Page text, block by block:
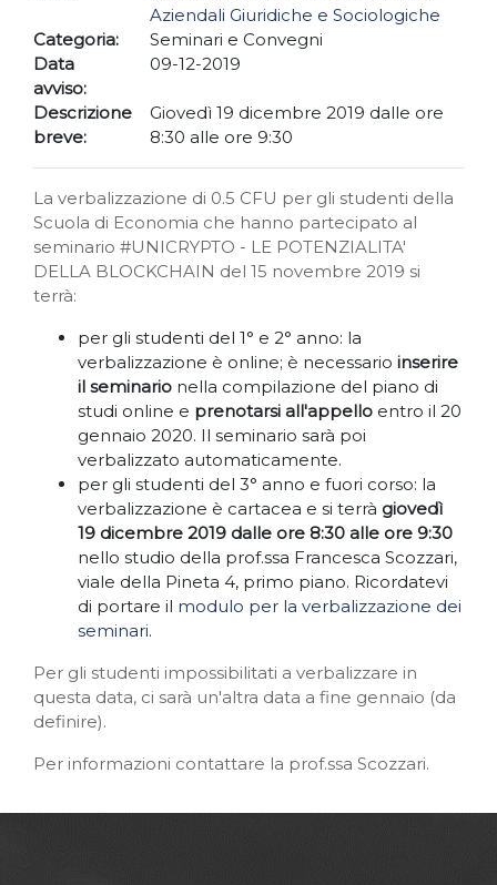
Aziendali Giuridiche e Sociologiche
Categoria:
Seminari e Convegni
Data
avviso:
09-12-2019
Descrizione
breve:
Giovedì 19 dicembre 2019 dalle ore
8:30 alle ore 9:30
La verbalizzazione di 0.5 CFU per gli studenti della
Scuola di Economia che hanno partecipato al
seminario #UNICRYPTO - LE POTENZIALITA'
DELLA BLOCKCHAIN del 15 novembre 2019 si
terrà:
per gli studenti del 1° e 2° anno: la
verbalizzazione è online; è necessario inserire
il seminario nella compilazione del piano di
studi online e prenotarsi all'appello entro il 20
gennaio 2020. Il seminario sarà poi
verbalizzato automaticamente.
per gli studenti del 3° anno e fuori corso: la
verbalizzazione è cartacea e si terrà giovedì
19 dicembre 2019 dalle ore 8:30 alle ore 9:30
nello studio della prof.ssa Francesca Scozzari,
viale della Pineta 4, primo piano. Ricordatevi
di portare il modulo per la verbalizzazione dei
seminari.
Per gli studenti impossibilitati a verbalizzare in
questa data, ci sarà un'altra data a fine gennaio (da
definire).
Per informazioni contattare la prof.ssa Scozzari.